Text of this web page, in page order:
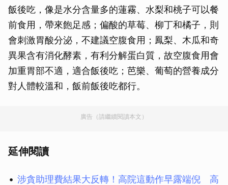
飯後吃，像是水分含量多的蓮霧、水梨和桃子可以餐
前食用，帶來飽足感；偏酸的草莓、柳丁和橘子，則
會刺激胃酸分泌，不建議空腹食用；鳳梨、木瓜和奇
異果含有消化酵素，有利分解蛋白質，故空腹食用會
加重胃部不適，適合飯後吃；芭樂、葡萄的營養成分
對人體較溫和，飯前飯後吃都行。
廣告（請繼續閱讀本文）
延伸閱讀
涉貪助理費結果大反轉！高院這動作早露端倪 高